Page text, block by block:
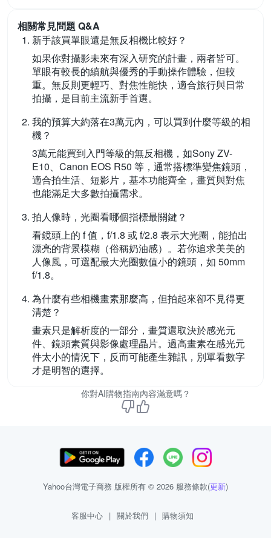
相關常見問題 Q&A
新手該買單眼還是無反相機比較好？
如果你對攝影未來有深入研究的計畫，兩者皆可。
單眼有較長的續航與優秀的手動操作體驗，但較
重。無反則更輕巧、對焦性能快，適合旅行與日常
拍攝，是目前主流新手首選。
我的預算大約落在3萬元內，可以買到什麼等級的相
機？
3萬元能買到入門等級的無反相機，如Sony ZV-
E10、Canon EOS R50 等，通常搭標準變焦鏡頭，
適合拍生活、短影片，基本功能齊全，畫質與對焦
也能滿足大多數拍攝需求。
拍人像時，光圈看哪個指標最關鍵？
看鏡頭上的 f 值，f/1.8 或 f/2.8 表示大光圈，能拍出
漂亮的背景模糊（俗稱奶油感）。若你追求美美的
人像風，可選配最大光圈數值小的鏡頭，如 50mm
f/1.8。
為什麼有些相機畫素那麼高，但拍起來卻不見得更
清楚？
畫素只是解析度的一部分，畫質還取決於感光元
件、鏡頭素質與影像處理晶片。過高畫素在感光元
件太小的情況下，反而可能產生雜訊，別單看數字
才是明智的選擇。
你對AI購物指南內容滿意嗎？
Yahoo台灣電子商務 版權所有 © 2026 服務條款(更新)
客服中心 | 關於我們 | 購物須知